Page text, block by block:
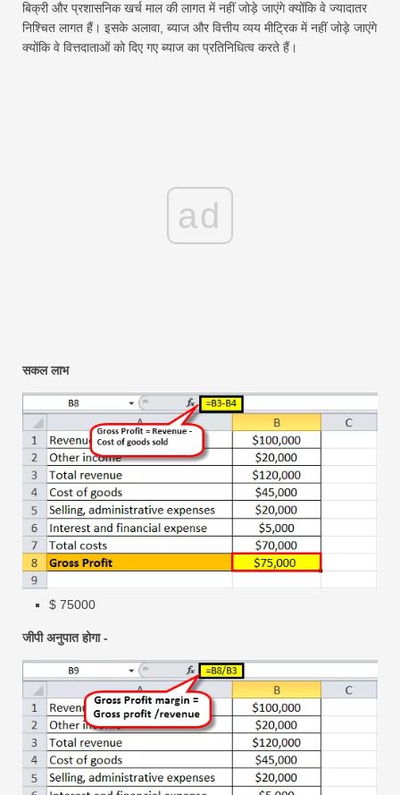
बिक्री और प्रशासनिक खर्च माल की लागत में नहीं जोड़े जाएंगे क्योंकि वे ज्यादातर
निश्चित लागत हैं। इसके अलावा, ब्याज और वित्तीय व्यय मीट्रिक में नहीं जोड़े जाएंगे
क्योंकि वे वित्तदाताओं को दिए गए ब्याज का प्रतिनिधित्व करते हैं।
ad
सकल लाभ
$ 75000
जीपी अनुपात होगा -